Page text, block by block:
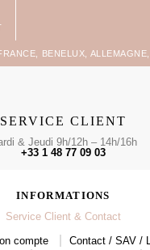
BENELUX,
SERVICE CLIENT
& Jeudi 9h/12h – 14h/16h
+33 1 48 77 09 03
INFORMATIONS
Service Client & Contact
compte
Contact / SAV /